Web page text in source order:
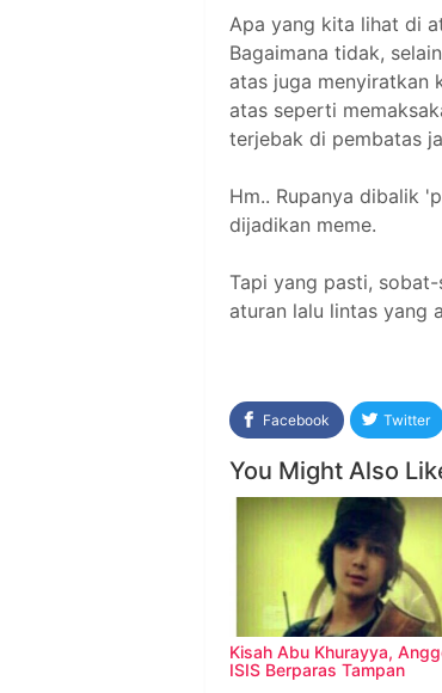
Apa yang kita lihat di
Bagaimana tidak,
atas juga menyiratkan
atas seperti
terjebak di pembatas
Hm.. Rupanya dibalik
dijadikan meme.
Tapi yang pasti,
aturan lalu lintas yang
Facebook Twitter
You Might Also
Kisah Abu Khurayya,
ISIS Berparas Tampan